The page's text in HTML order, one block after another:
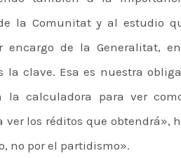
la Comunitat y al estudio
encargo de la Generalitat,
la clave. Esa es nuestra
la calculadora para ver
ver los réditos que obtendrá»,
no por el partidismo».